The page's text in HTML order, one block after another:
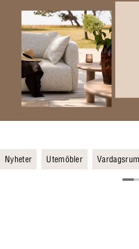
Nyheter Utemöbler Vardagsrum